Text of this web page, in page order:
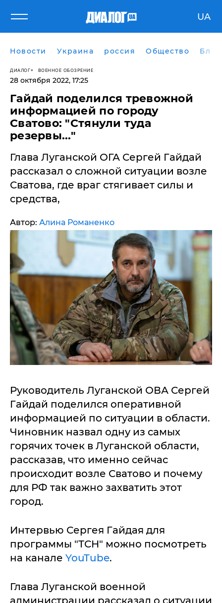
UA
Новости Украина россия Общество
ДИАЛОГ ВОЕННОЕ ОБОЗРЕНИЕ
28 октября 2022, 17:25
Гайдай поделился тревожной
информацией по городу
Сватово: "Стянули туда
резервы..."
Глава Луганской ОГА Сергей Гайдай
рассказал о сложной ситуации возле
Сватова, где враг стягивает силы и
средства,
Автор: Алина Романенко
Руководитель Луганской ОВА Сергей
Гайдай поделился оперативной
информацией по ситуации в области.
Чиновник назвал одну из самых
горячих точек в Луганской области,
рассказав, что именно сейчас
происходит возле Сватово и почему
для РФ так важно захватить этот
город.
Интервью Сергея Гайдая для
программы "ТСН" можно посмотреть
на канале YouTube.
Глава Луганской военной
администрации рассказал о ситуации